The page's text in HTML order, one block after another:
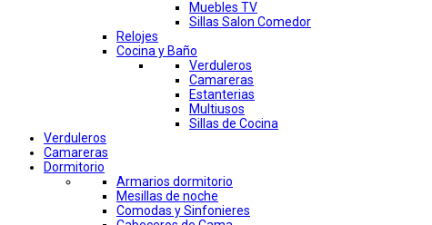
Muebles TV
Sillas Salon Comedor
Relojes
Cocina y Baño
Verduleros
Camareras
Estanterias
Multiusos
Sillas de Cocina
Verduleros
Camareras
Dormitorio
Armarios dormitorio
Mesillas de noche
Comodas y Sinfonieres